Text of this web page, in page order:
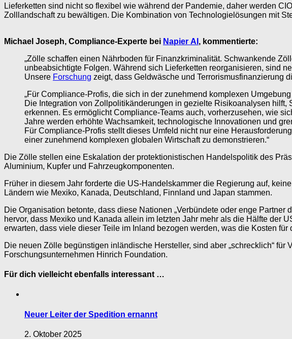
Lieferketten sind nicht so flexibel wie während der Pandemie, daher werden
Zolllandschaft zu bewältigen. Die Kombination von Technologielösungen mit
Michael Joseph, Compliance-Experte bei Napier AI , kommentierte:
„Zölle schaffen einen Nährboden für Finanzkriminalität. Schwankende
unbeabsichtigte Folgen. Während sich Lieferketten reorganisieren, sind
Unsere Forschung zeigt, dass Geldwäsche und Terrorismusfinanzierung
„Für Compliance-Profis, die sich in der zunehmend komplexen
Die Integration von Zollpolitikänderungen in gezielte Risikoanalysen
erkennen. Es ermöglicht Compliance-Teams auch, vorherzusehen, wie
Jahre werden erhöhte Wachsamkeit, technologische Innovationen und
Für Compliance-Profis stellt dieses Umfeld nicht nur eine
einer zunehmend komplexen globalen Wirtschaft zu demonstrieren.“
Die Zölle stellen eine Eskalation der protektionistischen Handelspolitik des
Aluminium, Kupfer und Fahrzeugkomponenten.
Früher in diesem Jahr forderte die US-Handelskammer die Regierung auf,
Ländern wie Mexiko, Kanada, Deutschland, Finnland und Japan stammen.
Die Organisation betonte, dass diese Nationen „Verbündete oder enge
hervor, dass Mexiko und Kanada allein im letzten Jahr mehr als die Hälfte der
erwarten, dass viele dieser Teile im Inland bezogen werden, was die Kosten für
Die neuen Zölle begünstigen inländische Hersteller, sind aber „schrecklich“
Forschungsunternehmen Hinrich Foundation.
Für dich vielleicht ebenfalls interessant …
Neuer Leiter der Spedition ernannt
2. Oktober 2025